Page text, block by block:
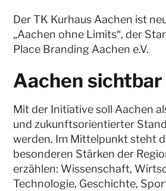
Der TK Kurhaus Aachen ist
„Aachen ohne Limits“, der
Place Branding Aachen e.V.
Aachen
Mit der Initiative soll Aachen
und zukunftsorientierter
werden. Im Mittelpunkt steht
besonderen Stärken der
erzählen: Wissenschaft,
Technologie, Geschichte,